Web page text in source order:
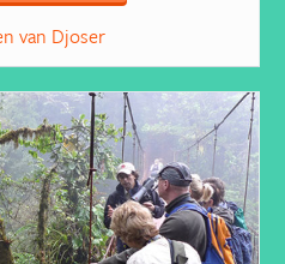
van Djoser